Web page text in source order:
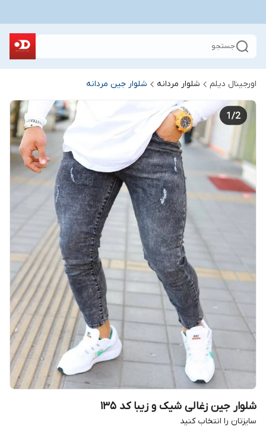
جستجو
اورجینال دیلم شلوار مردانه شلوار جین مردانه
شلوار جین زغالی شیک و زیبا کد ۱۳۵
سایزتان را انتخاب کنید